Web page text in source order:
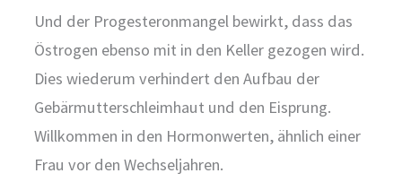
Und der Progesteronmangel bewirkt, dass das
Östrogen ebenso mit in den Keller gezogen wird.
Dies wiederum verhindert den Aufbau der
Gebärmutterschleimhaut und den Eisprung.
Willkommen in den Hormonwerten, ähnlich einer
Frau vor den Wechseljahren.